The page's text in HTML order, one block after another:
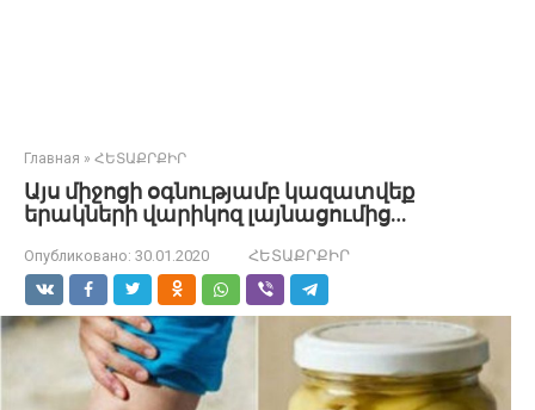
Главная » ՀԵՏԱՔՐՔԻՐ
Այս միջոցի օգնությամբ կազատվեք
երակների վարիկոզ լայնացումից…
Опубликовано: 30.01.2020 ՀԵՏԱՔՐՔԻՐ